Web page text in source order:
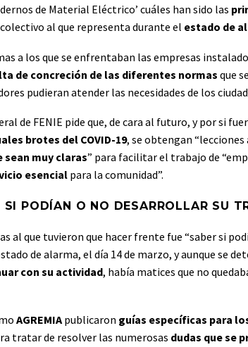
de Material Eléctrico’ cuáles han sido las
al que representa durante el estado de
a los que se enfrentaban las empresas
de concreción de las diferentes normas que
pudieran atender las necesidades de los
de FENIE pide que, de cara al futuro, y por si
brotes del COVID-19, se obtengan “lecciones
sean muy claras” para facilitar el trabajo de
esencialpara la comunidad”.
SI PODÍAN O NO DESARROLLAR SU
al que tuvieron que hacer frente fue “saber si
de alarma, el día 14 de marzo, y aunque se
con su actividad, había matices que no
AGREMIApublicaron guías específicas para
tratar de resolver las numerosas dudas que se